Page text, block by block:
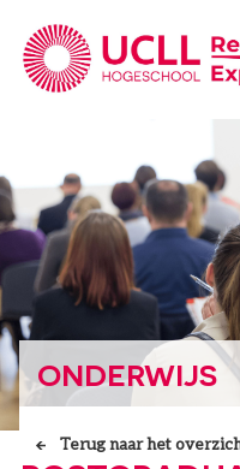
ONDERWIJS
Terug naar het